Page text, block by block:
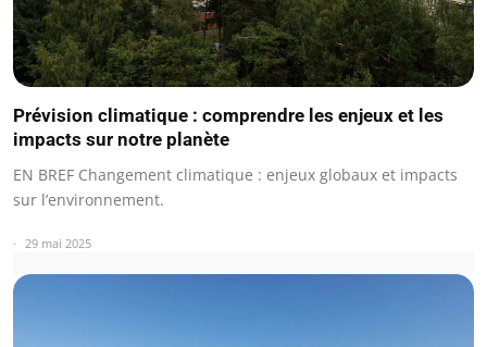
Prévision climatique : comprendre les enjeux et les
impacts sur notre planète
EN BREF Changement climatique : enjeux globaux et impacts
sur l’environnement.
29 mai 2025